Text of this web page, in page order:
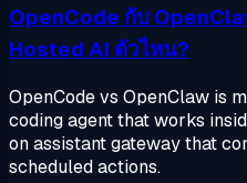
OpenCode กับ
Hosted AI ตัวไหน?
OpenCode vs OpenClaw is
coding agent that works
on assistant gateway that
scheduled actions.